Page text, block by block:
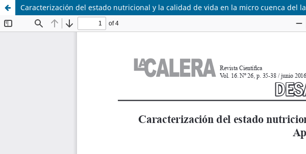
Caracterización del estado nutricional y la calidad de vida en la micro cuenca del